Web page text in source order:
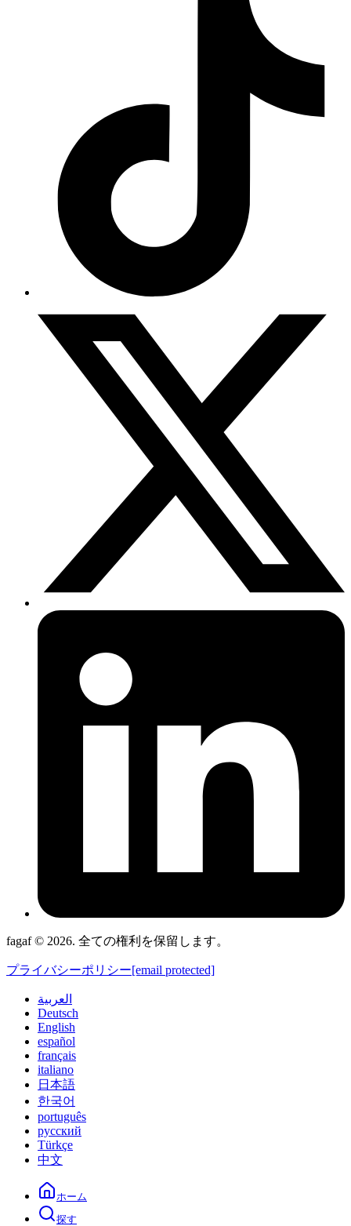
fagaf © 2026. 全ての権利を保留します。
プライバシーポリシー[email protected]
العربية
Deutsch
English
español
français
italiano
日本語
한국어
português
русский
Türkçe
中文
ホーム
探す